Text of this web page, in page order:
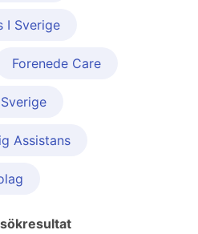
I Sverige
Forenede Care
Assistans